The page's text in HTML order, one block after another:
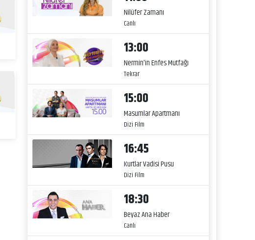
Nilüfer Zamanı
Canlı
13:00
Nermin'in Enfes Mutfağı
Tekrar
15:00
Masumlar Apartmanı
Dizi Film
16:45
Kurtlar Vadisi Pusu
Dizi Film
18:30
Beyaz Ana Haber
Canlı